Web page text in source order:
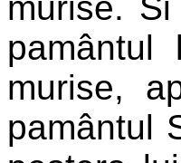
murise,
pamântul